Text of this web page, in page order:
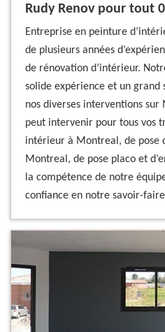
Rudy Renov pour tout
Entreprise en peinture
de plusieurs années
de rénovation d’intérieur.
solide expérience et un
nos diverses interventions
peut intervenir pour tous vos
intérieur à Montreal, de pose
Montreal, de pose placo et
la compétence de notre
confiance en notre savoir-